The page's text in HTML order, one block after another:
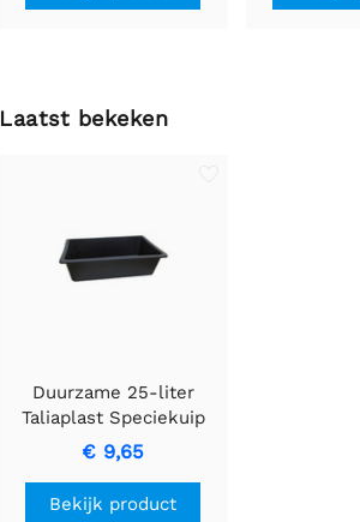
Laatst bekeken
Duurzame 25-liter
Taliaplast Speciekuip
Container
€ 9,65
Bekijk product